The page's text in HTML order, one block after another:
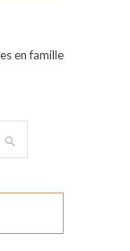
en famille